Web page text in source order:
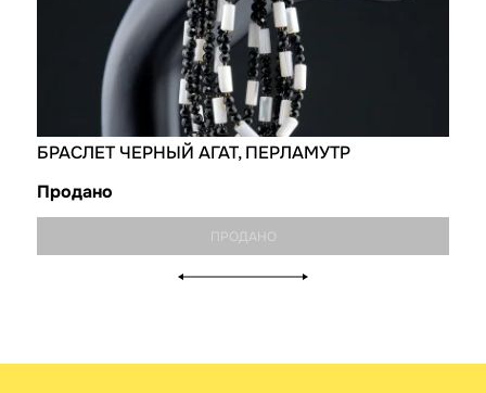
БРАСЛЕТ ЧЕРНЫЙ АГАТ, ПЕРЛАМУТР
Продано
ПРОДАНО